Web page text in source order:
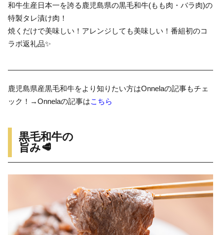
和牛生産日本一を誇る鹿児島県の黒毛和牛(もも肉・バラ肉)の
特製タレ漬け肉！
焼くだけで美味しい！アレンジしても美味しい！番組初のコ
ラボ返礼品✨
鹿児島県産黒毛和牛をより知りたい方はOnnelaの記事もチェ
ック！→Onnelaの記事はこちら
黒毛和牛の
旨み🥩